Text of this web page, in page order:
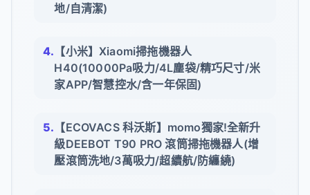
地/自清潔)
【小米】Xiaomi掃拖機器人
H40(10000Pa吸力/4L塵袋/精巧尺寸/米
家APP/智慧控水/含一年保固)
【ECOVACS 科沃斯】momo獨家!全新升
級DEEBOT T90 PRO 滾筒掃拖機器人(增
壓滾筒洗地/3萬吸力/超續航/防纏繞)